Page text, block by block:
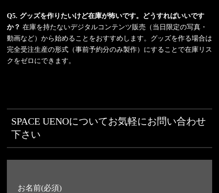
Q5. グッズを作りたいけど在庫が怖いです。どうすればいいです
か？ 在庫を持たないデジタルコンテンツ販売（当日限定の写真・
動画など）から始めることをおすすめします。グッズを作る場合は
完全受注生産の形式（事前予約分のみ製作）にすることで在庫リス
クをゼロにできます。
SPACE UENOについてお気軽にお問い合わせ
下さい
お名前(必須)